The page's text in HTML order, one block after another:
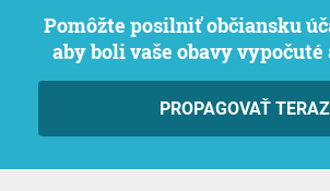
Pomôžte posilniť občiansku účasť. Chceme,
aby boli vaše obavy vypočuté
PROPAGOVAŤ TERAZ